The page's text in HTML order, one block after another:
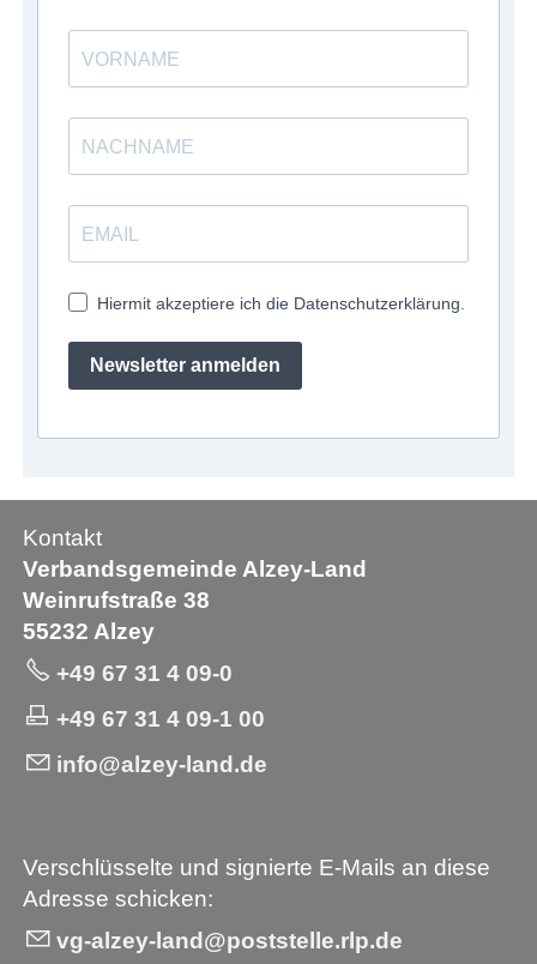
Hiermit akzeptiere ich die Datenschutzerklärung.
Newsletter anmelden
Kontakt
Verbandsgemeinde Alzey-Land
Weinrufstraße 38
55232 Alzey
+49 67 31 4 09-0
+49 67 31 4 09-1 00
info@alzey-land.de
Verschlüsselte und signierte E-Mails an diese
Adresse schicken:
vg-alzey-land@poststelle.rlp.de